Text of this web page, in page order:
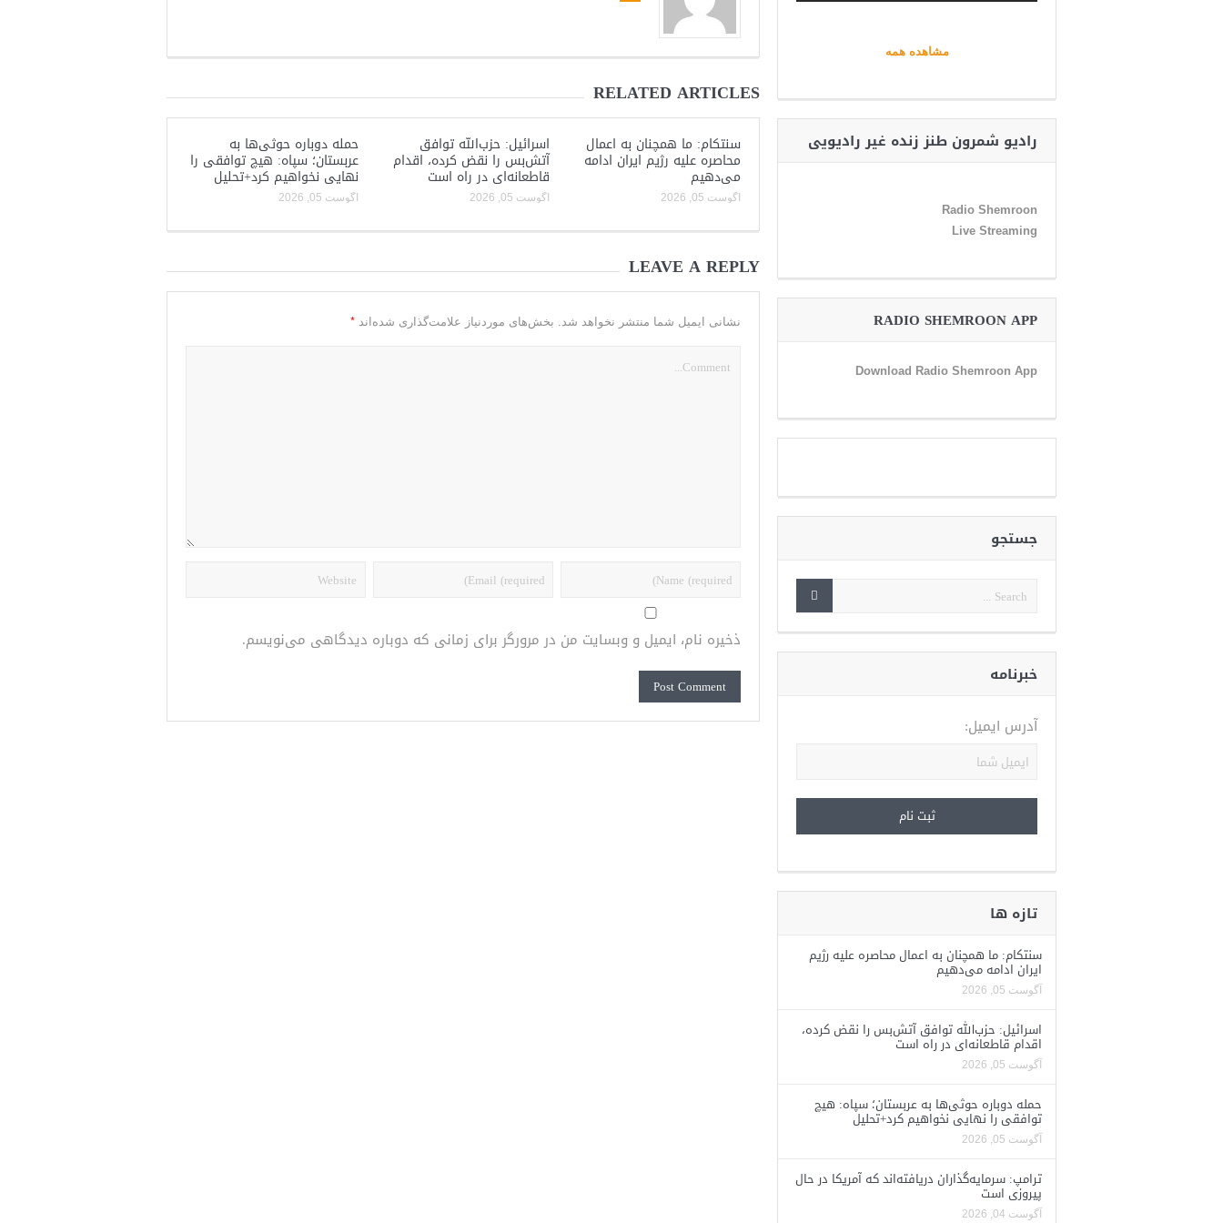
RELATED ARTICLES
سنتکام: ما همچنان به اعمال
محاصره علیه رژیم ایران ادامه
می‌دهیم
آگوست 05, 2026
اسرائیل: حزب‌الله توافق
آتش‌بس را نقض کرده، اقدام
قاطعانه‌ای در راه است
آگوست 05, 2026
حمله دوباره حوثی‌ها به
عربستان؛ سپاه: هیچ توافقی را
نهایی نخواهیم کرد+تحلیل
آگوست 05, 2026
LEAVE A REPLY
نشانی ایمیل شما منتشر نخواهد شد. بخش‌های موردنیاز علامت‌گذاری شده‌اند *
ذخیره نام، ایمیل و وبسایت من در مرورگر برای زمانی که دوباره دیدگاهی می‌نویسم.
مشاهده همه
رادیو شمرون طنز زنده غیر رادیویی
Radio Shemroon
Live Streaming
RADIO SHEMROON APP
Download Radio Shemroon App
جستجو
خبرنامه
آدرس ایمیل:
تازه ها
سنتکام: ما همچنان به اعمال محاصره علیه رژیم
ایران ادامه می‌دهیم
آگوست 05, 2026
اسرائیل: حزب‌الله توافق آتش‌بس را نقض کرده،
اقدام قاطعانه‌ای در راه است
آگوست 05, 2026
حمله دوباره حوثی‌ها به عربستان؛ سپاه: هیچ
توافقی را نهایی نخواهیم کرد+تحلیل
آگوست 05, 2026
ترامپ: سرمایه‌گذاران دریافته‌اند که آمریکا در حال
پیروزی است
آگوست 04, 2026